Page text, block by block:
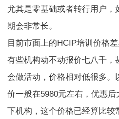
尤其是零基础或者转行用户，
期会非常长。
目前市面上的HCIP培训价格差
有些机构动不动报价七八千，
会做活动，价格相对低很多。
价一般在5980元左右，优惠
下机构，这个价格已经算比较